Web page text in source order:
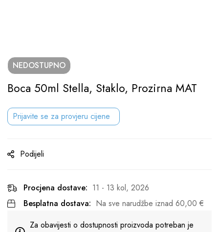
NEDOSTUPNO
Boca 50ml Stella, Staklo, Prozirna MAT
Prijavite se za provjeru cijene
Podijeli
Procjena dostave: 11 - 13 kol, 2026
Besplatna dostava: Na sve narudžbe iznad 60,00 €
Za obavijesti o dostupnosti proizvoda potreban je